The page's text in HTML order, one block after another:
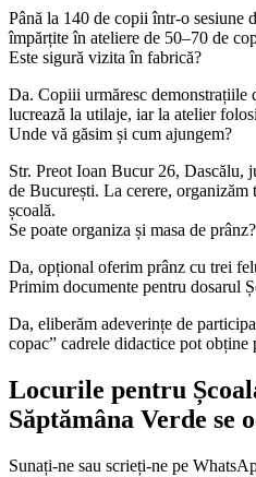
Până la 140 de copii într-o sesiune
împărțite în ateliere de 50–70 de
Este sigură vizita în fabrică?
Da. Copiii urmăresc demonstrațiile
lucrează la utilaje, iar la atelier
Unde vă găsim și cum ajungem?
Str. Preot Ioan Bucur 26,
de București. La cerere, organizăm
școală.
Se poate organiza și masa de prânz?
Da, opțional oferim prânz cu trei
Primim documente pentru dosarul
Da, eliberăm adeverințe de
copac” cadrele didactice pot
Locurile pentru
Săptămâna Verde se
Sunați-ne sau scrieți-ne pe